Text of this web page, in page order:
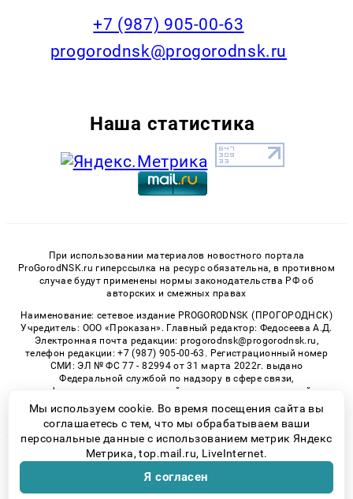
+7 (987) 905-00-63
progorodnsk@progorodnsk.ru
Наша статистика
При использовании материалов новостного портала
ProGorodNSK.ru гиперссылка на ресурс обязательна, в противном
случае будут применены нормы законодательства РФ об
авторских и смежных правах
Наименование: сетевое издание PROGORODNSK (ПРОГОРОДНСК)
Учредитель: ООО «Проказан». Главный редактор: Федосеева А.Д.
Электронная почта редакции: progorodnsk@progorodnsk.ru,
телефон редакции: +7 (987) 905-00-63. Регистрационный номер
СМИ: ЭЛ № ФС 77 - 82994 от 31 марта 2022г. выдано
Федеральной службой по надзору в сфере связи,
информационных технологий и массовых коммуникаций.
Возрастная категория сайта 16+.
© 2026 «progorodnsk» | Все права защищены
Возрастная категория сайта 16+
Политика конфиденциальности
Мы используем cookie. Во время посещения сайта вы
соглашаетесь с тем, что мы обрабатываем ваши
персональные данные с использованием метрик Яндекс
Метрика, top.mail.ru, LiveInternet.
Я согласен